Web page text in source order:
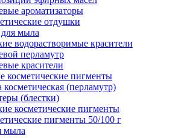
ароматизаторы
отдушки
мыла
водорастворимые красители
перламутр
красители
косметические пигменты
(перламутр)
(блестки)
косметические пигменты
пигменты 50/100 г
мыла